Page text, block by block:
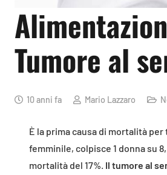
Tumore al
10 anni fa Mario Lazzaro
È la prima causa di mortalità
femminile, colpisce 1 donna su
mortalità del 17%. Il tumore al